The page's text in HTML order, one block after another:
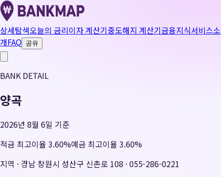
상세탐색오늘의 금리이자 계산기중도해지 계산기금융지식서비스소
개FAQ 공유
BANK DETAIL
양곡
2026년 8월 6일 기준
적금 최고이율 3.60%예금 최고이율 3.60%
지역 · 경남 창원시 성산구 신촌로 108 ·055-286-0221